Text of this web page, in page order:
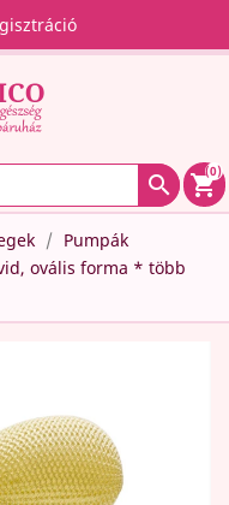
 shopping_cart
(0)
Pumpák
ovális forma * több